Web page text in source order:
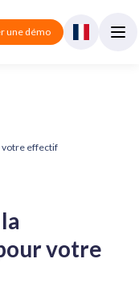
une démo
votre effectif
votre